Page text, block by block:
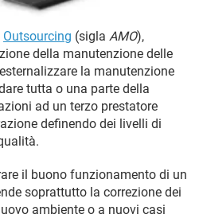
FACEBOOK
Outsourcing (sigla AMO),
della manutenzione delle
la manutenzione
tutta o una parte della
ad un terzo prestatore
definendo dei livelli di
il buono funzionamento di un
soprattutto la correzione dei
ambiente o a nuovi casi